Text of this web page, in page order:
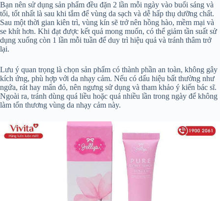
Bạn nên sử dụng sản phẩm đều đặn 2 lần mỗi ngày vào buổi sáng và
tối, tốt nhất là sau khi tắm để vùng da sạch và dễ hấp thụ dưỡng chất.
Sau một thời gian kiên trì, vùng kín sẽ trở nên hồng hào, mềm mại và
se khít hơn. Khi đạt được kết quả mong muốn, có thể giảm tần suất sử
dụng xuống còn 1 lần mỗi tuần để duy trì hiệu quả và tránh thâm trở
lại.
Lưu ý quan trọng là chọn sản phẩm có thành phần an toàn, không gây
kích ứng, phù hợp với da nhạy cảm. Nếu có dấu hiệu bất thường như
ngứa, rát hay mẩn đỏ, nên ngưng sử dụng và tham khảo ý kiến bác sĩ.
Ngoài ra, tránh dùng quá liều hoặc quá nhiều lần trong ngày để không
làm tổn thương vùng da nhạy cảm này.